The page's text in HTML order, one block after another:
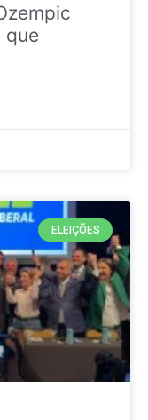
que
ELEIÇÕES